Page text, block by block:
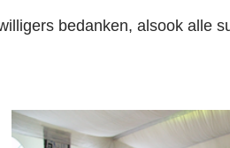
bedanken, alsook alle